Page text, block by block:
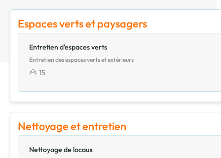
Espaces verts et paysagers
Entretien d'espaces verts
Entretien des espaces verts et extérieurs
15
Nettoyage et entretien
Nettoyage de locaux